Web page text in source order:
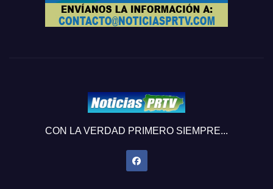
CON LA VERDAD PRIMERO SIEMPRE...